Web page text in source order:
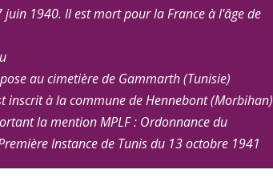
juin 1940. Il est mort pour la France à l'âge de
au cimetière de Gammarth (Tunisie)
inscrit à la commune de Hennebont (Morbihan)
la mention MPLF : Ordonnance du
Instance de Tunis du 13 octobre 1941